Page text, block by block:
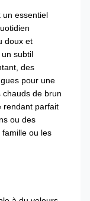
un essentiel
doux et
subtil
des
pour une
de brun
rendant parfait
ou des
ou les